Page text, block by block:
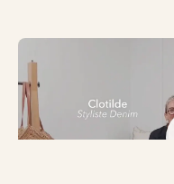
L'envers du Jean
Je pense donc je